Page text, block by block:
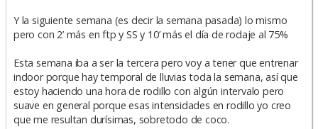
Y la siguiente semana (es decir la semana pasada) lo mismo
pero con 2’ más en ftp y SS y 10’ más el día de rodaje al 75%
Esta semana iba a ser la tercera pero voy a tener que entrenar
indoor porque hay temporal de lluvias toda la semana, así que
estoy haciendo una hora de rodillo con algún intervalo pero
suave en general porque esas intensidades en rodillo yo creo
que me resultan durísimas, sobretodo de coco.